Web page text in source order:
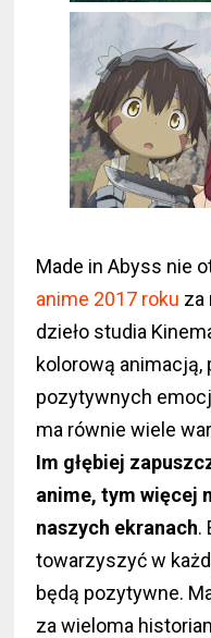
Made in Abyss nie
anime 2017 roku za
dzieło studia
kolorową animacją,
pozytywnych
ma równie wiele
Im głębiej
anime, tym więcej
naszych ekranach.
towarzyszyć w
będą pozytywne.
za wieloma